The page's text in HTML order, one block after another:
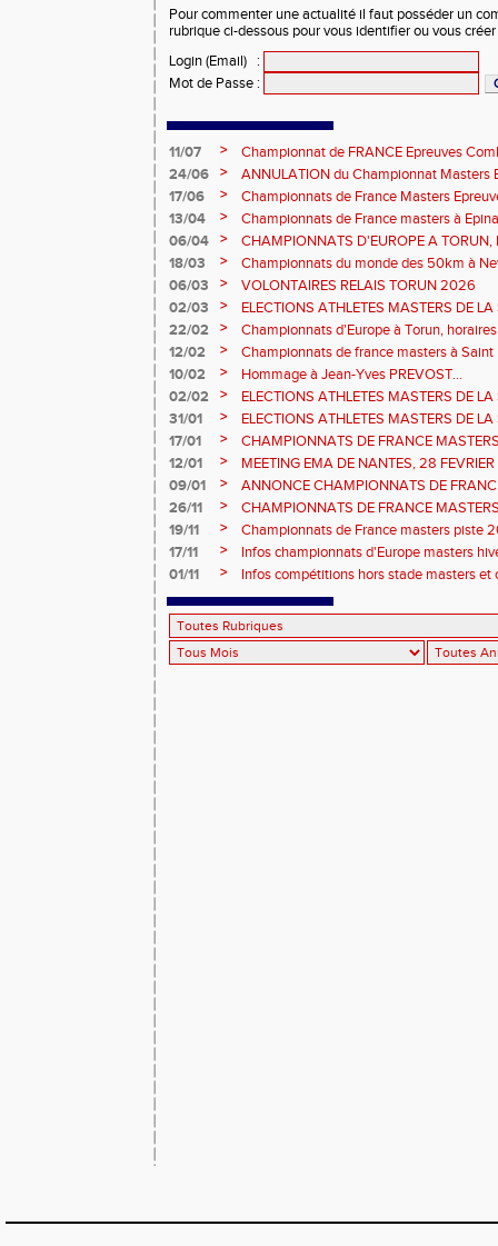
Pour commenter une actualité il faut posséder un
rubrique ci-dessous pour vous identifier ou vous
Login (Email)
:
Mot de Passe :
11/07 >
Championnat de FRANCE Epreuves
et Marche CHATEAUROUX
24/06 >
ANNULATION du Championnat Masters
Châteauroux les 27-28 juin
17/06 >
Championnats de France Masters
fond long
13/04 >
Championnats de France masters à
prévisionnels, montée de barres et
06/04 >
CHAMPIONNATS D'EUROPE A
18/03
>
Championnats du monde des 50km à
Sébastien DOUMENC.
06/03 >
VOLONTAIRES RELAIS TORUN 2026
02/03
>
ELECTIONS ATHLETES MASTERS DE
2ème vote : athlètes hommes.
22/02 >
Championnats d'Europe à Torun,
informations...
12/02 >
Championnats de france masters à Saint
février 2026.
10/02 >
Hommage à Jean-Yves PREVOST...
02/02
>
ELECTIONS ATHLETES MASTERS DE
vote : athlètes femmes.
31/01 >
ELECTIONS ATHLETES MASTERS DE
17/01
>
CHAMPIONNATS DE FRANCE
informations sur les inscriptions et report
12/01 >
MEETING EMA DE NANTES, 28
09/01
>
ANNONCE CHAMPIONNATS DE
ÉPREUVES COMBINÉES ET ÉPREUVES
26/11 >
CHAMPIONNATS DE FRANCE
2026, site de l'organisation.
19/11 >
Championnats de France masters piste
17/11
>
Infos championnats d'Europe masters
01/11
> Infos compétitions hors stade masters et